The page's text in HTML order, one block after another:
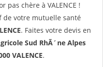
pas chère à VALENCE !
votre mutuelle santé
. Faites votre devis en
Sud RhÃ´ne Alpes
VALENCE.